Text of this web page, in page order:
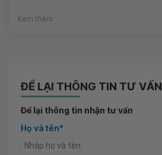
Xem thêm
ĐỂ LẠI THÔNG TIN TƯ VẤN
Để lại thông tin nhận tư vấn
Họ và tên*